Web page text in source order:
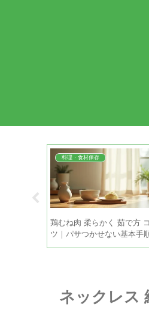
料理・食材保存
鶏むね肉 柔らかく 茹で方 コ
ツ｜パサつかせない基本手
とちょい足しテク
ネックレス